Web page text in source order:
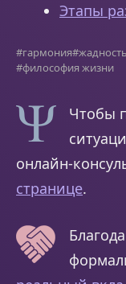
Этапы
#гармония#жадность
#философия жизни
Чтобы
онлайн-
странице.